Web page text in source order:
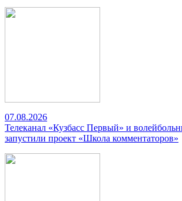
07.08.2026
Телеканал «Кузбасс Первый» и
запустили проект «Школа комментаторов»